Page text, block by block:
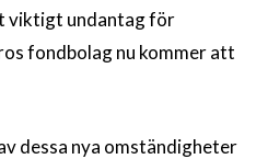
viktigt undantag för
fondbolag nu kommer att
dessa nya omständigheter